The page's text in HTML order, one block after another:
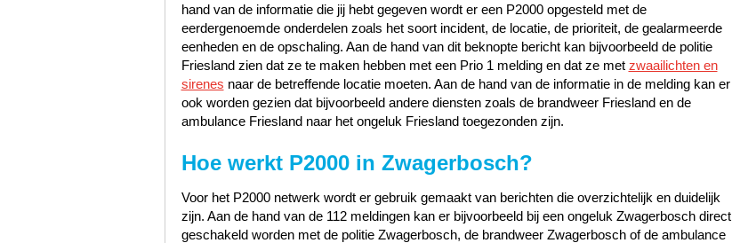
hand van de informatie die jij hebt gegeven wordt er een P2000 opgesteld met de
eerdergenoemde onderdelen zoals het soort incident, de locatie, de prioriteit, de gealarmeerde
eenheden en de opschaling. Aan de hand van dit beknopte bericht kan bijvoorbeeld de politie
Friesland zien dat ze te maken hebben met een Prio 1 melding en dat ze met zwaailichten en
sirenes naar de betreffende locatie moeten. Aan de hand van de informatie in de melding kan er
ook worden gezien dat bijvoorbeeld andere diensten zoals de brandweer Friesland en de
ambulance Friesland naar het ongeluk Friesland toegezonden zijn.
Hoe werkt P2000 in Zwagerbosch?
Voor het P2000 netwerk wordt er gebruik gemaakt van berichten die overzichtelijk en duidelijk
zijn. Aan de hand van de 112 meldingen kan er bijvoorbeeld bij een ongeluk Zwagerbosch direct
geschakeld worden met de politie Zwagerbosch, de brandweer Zwagerbosch of de ambulance